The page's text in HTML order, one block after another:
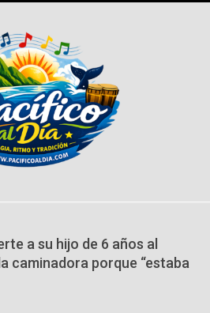
a su hijo de 6 años al
caminadora porque “estaba